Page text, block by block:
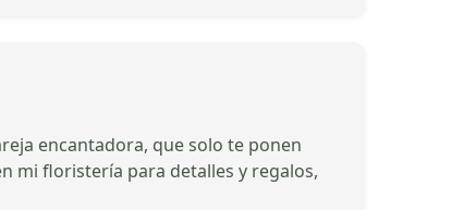
encantadora, que solo te ponen
mi floristería para detalles y regalos,